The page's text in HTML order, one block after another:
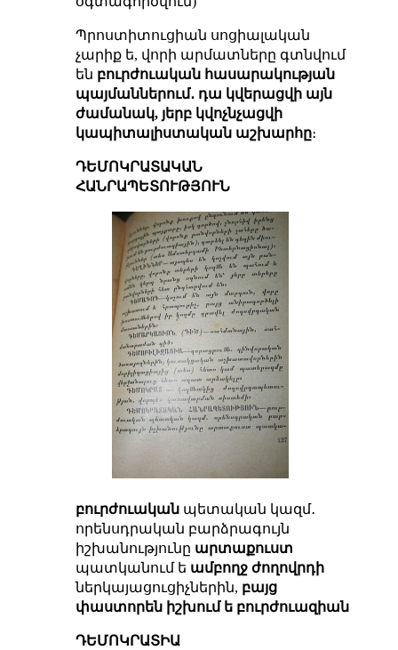
Պրոստիտուցիան սոցիալական
չարիք ե, վորի արմատները գտնվում
են բուրժուական հասարակության
պայմաններում․ դա կվերացվի այն
ժամանակ, յերբ կվոչնչացվի
կապիտալիստական աշխարհը։
ԴԵՄՈԿՐԱՏԱԿԱՆ
ՀԱՆՐԱՊԵՏՈՒԹՅՈՒՆ
բուրժուականպետական կազմ․
որենսդրական բարձրագույն
իշխանությունը արտաքուստ
պատկանում ե ամբողջ ժողովրդի
ներկայացուցիչներին, բայց
փաստորեն իշխում ե բուրժուազիան
ԴԵՄՈԿՐԱՏԻԱ